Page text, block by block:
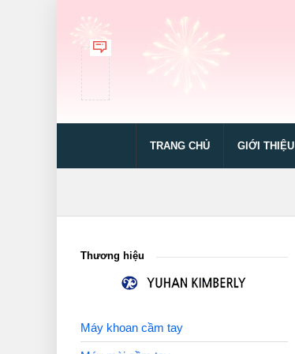
TRANG CHỦ GIỚI THIỆU
Thương hiệu
Máy khoan cầm tay